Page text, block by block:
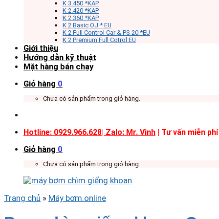
K 3.450 *KAP
K 2.420 *KAP
K 2.360 *KAP
K 2 Basic OJ * EU
K 2 Full Control Car & PS 20 *EU
K 2 Premium Full Cotrol EU
Giới thiệu
Hướng dẫn kỹ thuật
Mặt hàng bán chạy
Giỏ hàng 0
Chưa có sản phẩm trong giỏ hàng.
Hotline: 0929.966.628| Zalo: Mr. Vinh | Tư vấn miễn
Giỏ hàng 0
Chưa có sản phẩm trong giỏ hàng.
Trang chủ » Máy bơm.online